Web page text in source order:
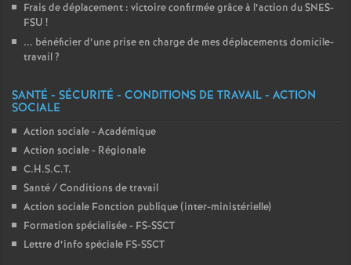
Frais de déplacement : victoire confirmée grâce à l’action du SNES-
FSU !
... bénéficier d’une prise en charge de mes déplacements domicile-
travail?
SANTÉ - SÉCURITÉ - CONDITIONS DE TRAVAIL - ACTION
SOCIALE
Action sociale - Académique
Action sociale - Régionale
C.H.S.C.T.
Santé / Conditions de travail
Action sociale Fonction publique (inter-ministérielle)
Formation spécialisée - FS-SSCT
Lettre d’info spéciale FS-SSCT